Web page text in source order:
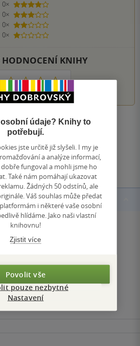
0×
4 hvězdičky
0×
3 hvězdičky
0×
2 hvězdičky
0×
1 hvezdička
HODNOCENÍ KNIHY
2 3 4 5
všechna hodnocení
Přidat hodnocení
za posledních 60 dní.
Minimální prodejní cena:
údaje? Knihy to
potřebují.
jste určitě již slyšeli. I my je
a analýze informací,
fungoval a mohli jsme ho
Také nám pomáhají ukazovat
Žádných 50 odstínů, ale
Váš souhlas může předat
i některé vaše osobní
hlídáme. Jako naši vlastní
knihovnu!
Zjistit více
Povolit vše
pouze nezbytné
Nastavení